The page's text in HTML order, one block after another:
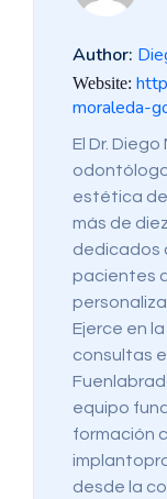
Author:
Website:
moraleda-
El Dr.
estética
más de
dedicados
pacientes
Ejerce en
consultas
equipo
formación
desde la